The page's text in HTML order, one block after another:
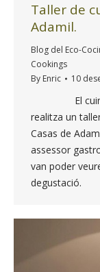
Taller de
Adamil.
Blog del Eco-
Cookings
By Enric 10
El cuiner
realitza un
Casas de
assessor
van poder
degustació.